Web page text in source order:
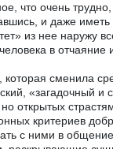
что очень трудно,
и даже
из нее наружу
в отчаяние
сменила
«загадочный и
открытых
критериев
с ними в